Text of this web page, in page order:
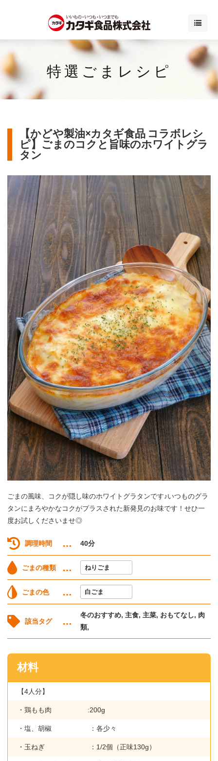
特選ごまレシピ
【かどや製油×カタギ食品 コラボレシ
ピ】ごまのコクと旨味のホワイトグラ
タン
ごまの風味、コクが隠し味のホワイトグラタンです♪いつものグラ
タンにまろやかなコクがプラスされた新発見のお味です！せひ一
度お試しくださいませ◎
調理時間 40分
ごまの種類 ねりごま
ごまの色 白ごま
該当タグ
冬のおすすめ, 主食, 主菜, おもてなし, 肉
類,
材料
【4人分】
・鶏もも肉 :200g
・塩、胡椒 ：各少々
・玉ねぎ ：1/2個（正味130g）